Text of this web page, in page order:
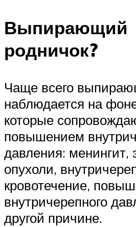
Выпирающий
родничок?
Чаще всего
наблюдается на
которые
повышением
давления: менингит,
опухоли,
кровотечение,
внутричерепного
другой причине.